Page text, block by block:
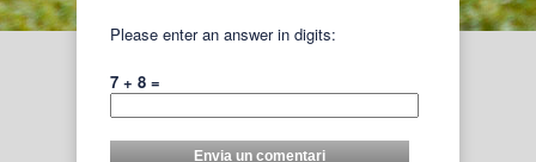
Please enter an answer in digits:
7 + 8 =